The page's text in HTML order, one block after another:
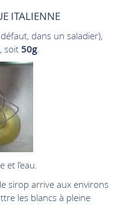
ITALIENNE
dans un saladier),
soit 50g.
et l’eau.
sirop arrive aux environs
les blancs à pleine